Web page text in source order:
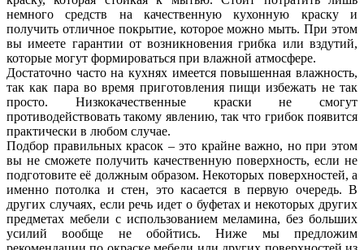
немного средств на качественную кухонную краску и
получить отличное покрытие, которое можно мыть. При этом
вы имеете гарантии от возникновения грибка или вздутий,
которые могут формироваться при влажной атмосфере.
Достаточно часто на кухнях имеется повышенная влажность,
так как пара во время приготовления пищи избежать не так
просто. Низкокачественные краски не смогут
противодействовать такому явлению, так что грибок появится
практически в любом случае.
Подбор правильных красок – это крайне важно, но при этом
вы не сможете получить качественную поверхность, если не
подготовите её должным образом. Некоторых поверхностей, а
именно потолка и стен, это касается в первую очередь. В
других случаях, если речь идет о буфетах и некоторых других
предметах мебели с использованием меламина, без больших
усилий вообще не обойтись. Ниже мы предложим